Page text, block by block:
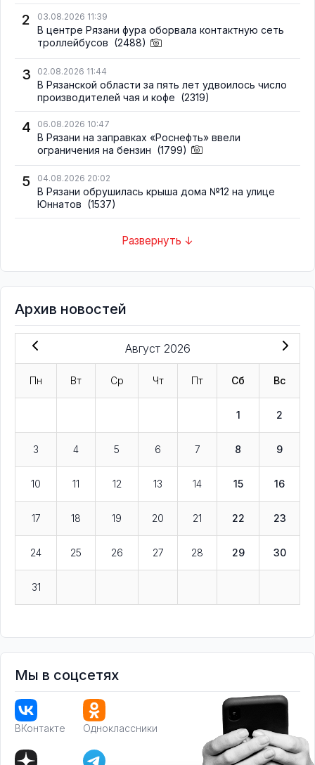
2 03.08.2026 11:39
В центре Рязани фура оборвала контактную сеть
троллейбусов (2488)
3 02.08.2026 11:44
В Рязанской области за пять лет удвоилось число
производителей чая и кофе (2319)
4 06.08.2026 10:47
В Рязани на заправках «Роснефть» ввели
ограничения на бензин (1799)
5 04.08.2026 20:02
В Рязани обрушилась крыша дома №12 на улице
Юннатов (1537)
Развернуть ↓
Архив новостей
Август 2026
Пн Вт Ср Чт Пт Сб Вс
1 2
3 4 5 6 7 8 9
10 11 12 13 14 15 16
17 18 19 20 21 22 23
24 25 26 27 28 29 30
31
Мы в соцсетях
ВКонтакте Одноклассники